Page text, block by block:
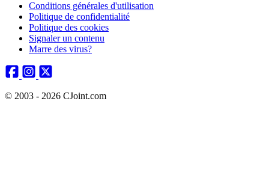
Conditions générales d'utilisation
Politique de confidentialité
Politique des cookies
Signaler un contenu
Marre des virus?
© 2003 - 2026 CJoint.com